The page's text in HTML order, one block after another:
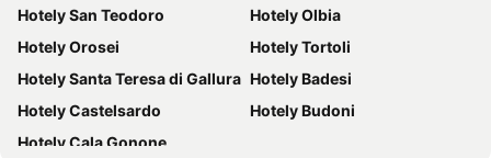
Hotely San Teodoro
Hotely Olbia
Hotely Orosei
Hotely Tortoli
Hotely Santa Teresa di Gallura Hotely Badesi
Hotely Castelsardo
Hotely Budoni
Hotely Cala Gonone